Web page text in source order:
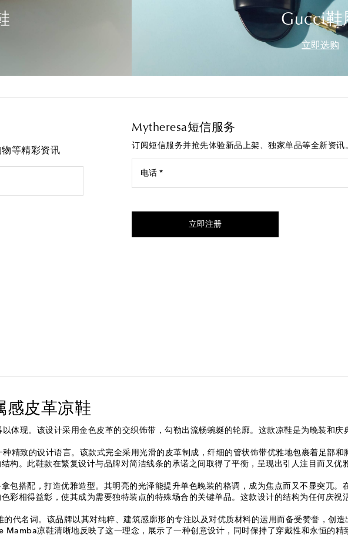
Gucci鞋
立即选购
等精彩资讯
Mytheresa短信服务
订阅短信服务并抢先体验新品上架、独家单品等全新资讯
电话 *
立即注册
感皮革凉鞋
现。该设计采用金色皮革的交织饰带，勾勒出流畅蜿蜒的轮廓。这款凉鞋是为晚装和庆
致的设计语言。该款式完全采用光滑的皮革制成，纤细的管状饰带优雅地包裹着足部和
构。此鞋款在繁复设计与品牌对简洁线条的承诺之间取得了平衡，呈现出引人注目而又优
包搭配，打造优雅造型。其明亮的光泽能提升单色晚装的格调，成为焦点而又不显突兀。
彩相得益彰，使其成为需要独特装点的特殊场合的关键单品。这款设计的结构为任何庆祝
代名词。该品牌以其对纯粹、建筑感廓形的专注以及对优质材料的运用而备受赞誉，创造
凉鞋清晰地反映了这一理念，展示了一种创意设计，同时保持了穿戴性和永恒的精